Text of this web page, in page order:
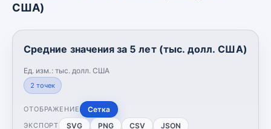
США)
Средние значения за 5 лет (тыс. долл. США)
Ед. изм.: тыс. долл. США
2 точек
ОТОБРАЖЕНИЕ Сетка
ЭКСПОРТ SVG PNG CSV JSON